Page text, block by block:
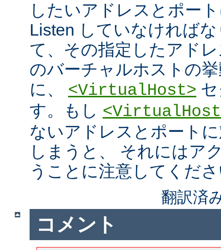
したいアドレスとポー
Listen していなければ
て、その指定したアド
のバーチャルホストの
に、 <VirtualHost>
す。もし
ないアドレスとポート
しまうと、 それにはア
うことに注意してくだ
翻訳済
コメント